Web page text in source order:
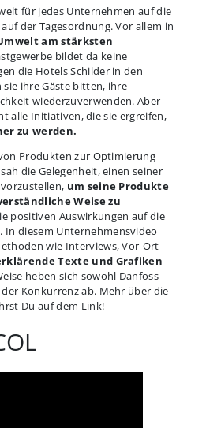
für jedes Unternehmen auf die
der Tagesordnung. Vor allem in
am stärksten
bildet da keine
die Hotels Schilder in den
ihre Gäste bitten, ihre
wiederzuverwenden. Aber
alle Initiativen, die sie ergreifen,
zu werden.
Produkten zur Optimierung
die Gelegenheit, einen seiner
um seine Produkte
Weise zu
positiven Auswirkungen auf die
In diesem Unternehmensvideo
wie Interviews, Vor-Ort-
Texte und Grafiken
heben sich sowohl Danfoss
Konkurrenz ab. Mehr über die
Du auf dem Link!